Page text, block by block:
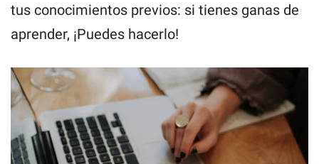
tus conocimientos previos: si tienes ganas de
aprender, ¡Puedes hacerlo!